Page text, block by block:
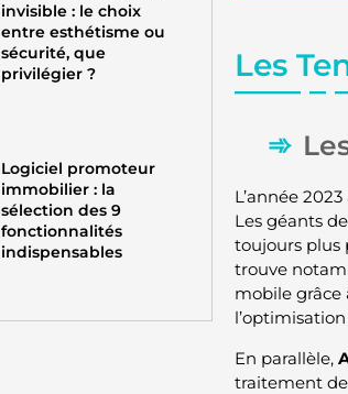
invisible : le choix
entre esthétisme ou
sécurité, que
privilégier ?
Logiciel promoteur
immobilier : la
sélection des 9
fonctionnalités
indispensables
Les
L’année
Les géants
toujours plus
trouve
mobile grâce
En parallèle,
traitement